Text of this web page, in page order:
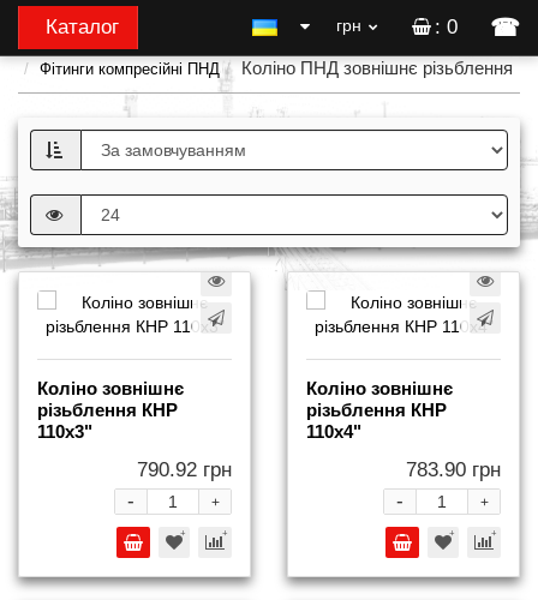
: 0 ☎
Каталог грн
Фітинги компресійні ПНД Коліно ПНД зовнішнє різьблення
Коліно зовнішнє
різьблення КНР
110x3"
790.92 грн
+
-
Коліно зовнішнє
різьблення КНР
110x4"
783.90 грн
+
-